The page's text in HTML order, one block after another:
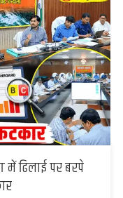
में ढिलाई पर बरपे